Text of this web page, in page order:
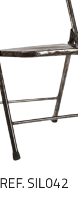
REF. SIL042